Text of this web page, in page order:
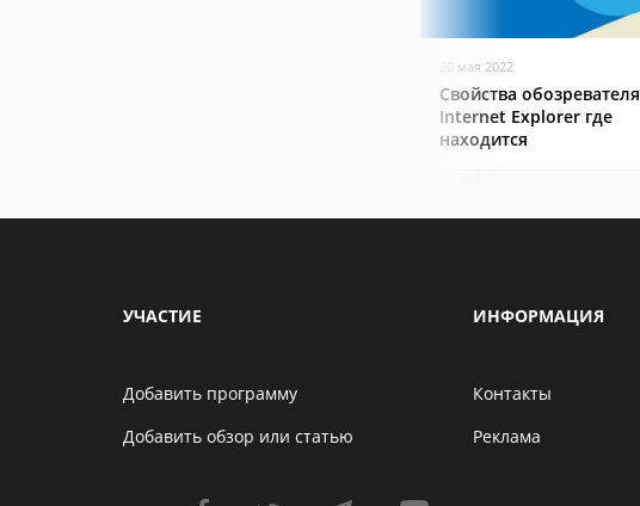
20 мая 2022
Свойства обозревателя
Internet Explorer где
находится
УЧАСТИЕ
Добавить программу
Добавить обзор или статью
ИНФОРМАЦИЯ
Контакты
Реклама